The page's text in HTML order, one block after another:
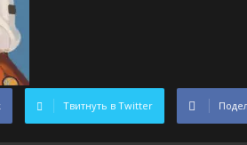
Твитнуть в Twitter